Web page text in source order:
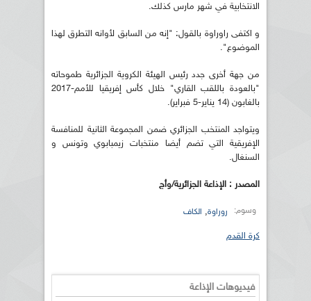
الانتخابية في شهر مارس كذلك.
و اكتفى راوراوة بالقول: "إنه من السابق لأوانه التطرق لهذا
الموضوع".
من جهة أخرى جدد رئيس الهيئة الكروية الجزائرية طموحاته
"بالعودة باللقب القاري" خلال كأس إفريقيا للأمم-2017
بالغابون (14 يناير-5 فبراير).
ويتواجد المنتخب الجزائري ضمن المجموعة الثانية للمنافسة
الإفريقية التي تضم أيضا منتخبات زيمبابوي وتونس و
السنغال.
المصدر : الإذاعة الجزائرية/وأج
وسوم: روراوة, الكاف
كرة القدم
فيديوهات الإذاعة